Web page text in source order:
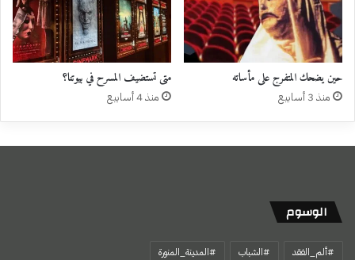
حين يضحك المتفرج على مأساته
منذ 3 أسابيع
متى تستضيف المسرح في بيوتنا؟
منذ 4 أسابيع
الوسوم
#ألم_الفقد #الشباب
#المدينة_المنورة